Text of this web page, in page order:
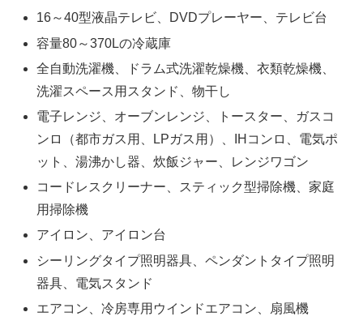
16～40型液晶テレビ、DVDプレーヤー、テレビ台
容量80～370Lの冷蔵庫
全自動洗濯機、ドラム式洗濯乾燥機、衣類乾燥機、
洗濯スペース用スタンド、物干し
電子レンジ、オーブンレンジ、トースター、ガスコ
ンロ（都市ガス用、LPガス用）、IHコンロ、電気ポ
ット、湯沸かし器、炊飯ジャー、レンジワゴン
コードレスクリーナー、スティック型掃除機、家庭
用掃除機
アイロン、アイロン台
シーリングタイプ照明器具、ペンダントタイプ照明
器具、電気スタンド
エアコン、冷房専用ウインドエアコン、扇風機